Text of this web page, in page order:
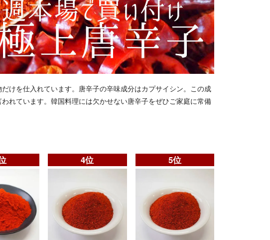
けを仕入れています。唐辛子の辛味成分はカプサイシン。この成
れています。韓国料理には欠かせない唐辛子をぜひご家庭に常備
4位 5位